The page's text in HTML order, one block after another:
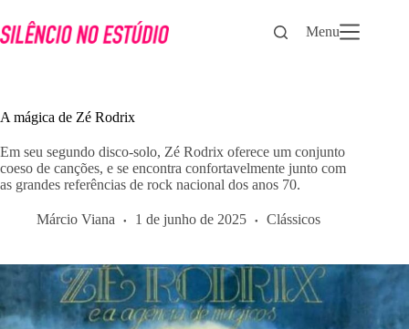
para
o
Menu
A mágica de Zé Rodrix
Em seu segundo disco-solo, Zé Rodrix oferece um conjunto
coeso de canções, e se encontra confortavelmente junto com
as grandes referências de rock nacional dos anos 70.
Márcio Viana 1 de junho de 2025 Clássicos